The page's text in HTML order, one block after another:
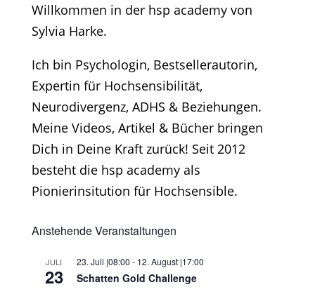
Willkommen in der hsp academy von
Sylvia Harke.
Ich bin Psychologin, Bestsellerautorin,
Expertin für Hochsensibilität,
Neurodivergenz, ADHS & Beziehungen.
Meine Videos, Artikel & Bücher bringen
Dich in Deine Kraft zurück! Seit 2012
besteht die hsp academy als
Pionierinsitution für Hochsensible.
Anstehende Veranstaltungen
JULI
23
23. Juli |08:00 - 12. August |17:00
Schatten Gold Challenge